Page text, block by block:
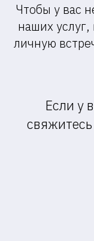
Чтобы у вас
наших
личную
Если у